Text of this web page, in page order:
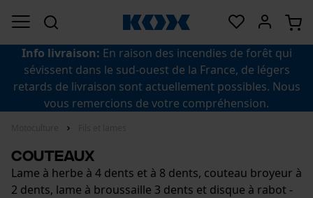
Info livraison: En raison des incendies de forêt qui
sévissent dans le sud-ouest de la France, de légers
retards de livraison sont actuellement possibles. Nous
vous remercions de votre compréhension.
Couteaux
Lame à herbe à 4 dents et à 8 dents, couteau broyeur à
2 dents, lame à broussaille 3 dents et disque à rabot -